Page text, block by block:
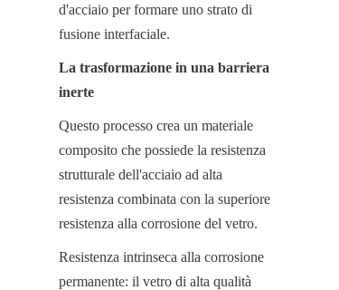
d'acciaio per formare uno strato di
fusione interfaciale.
La trasformazione in una barriera
inerte
Questo processo crea un materiale
composito che possiede la resistenza
strutturale dell'acciaio ad alta
resistenza combinata con la superiore
resistenza alla corrosione del vetro.
Resistenza intrinseca alla corrosione
permanente: il vetro di alta qualità